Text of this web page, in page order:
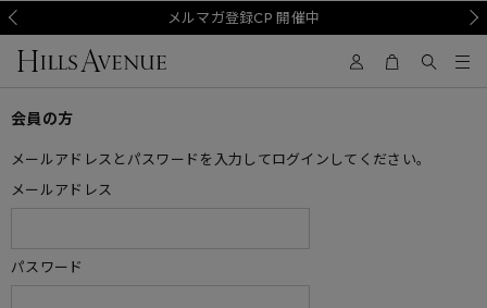
メルマガ登録CP 開催中
会員の方
メールアドレスとパスワードを入力してログインしてください。
メールアドレス
パスワード